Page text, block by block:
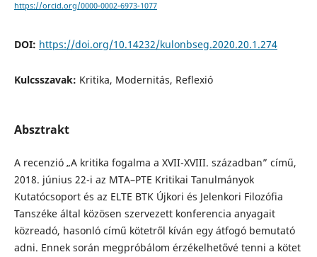
https://orcid.org/0000-0002-6973-1077
DOI: https://doi.org/10.14232/kulonbseg.2020.20.1.274
Kulcsszavak: Kritika, Modernitás, Reflexió
Absztrakt
A recenzió „A kritika fogalma a XVII-XVIII. században” című,
2018. június 22-i az MTA–PTE Kritikai Tanulmányok
Kutatócsoport és az ELTE BTK Újkori és Jelenkori Filozófia
Tanszéke által közösen szervezett konferencia anyagait
közreadó, hasonló című kötetről kíván egy átfogó bemutató
adni. Ennek során megpróbálom érzékelhetővé tenni a kötet